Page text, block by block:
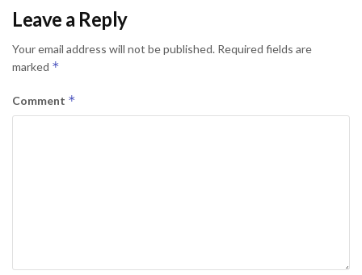
Leave a Reply
Your email address will not be published. Required fields are
marked *
Comment *